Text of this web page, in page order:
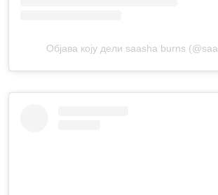
Објава коју дели saasha burns